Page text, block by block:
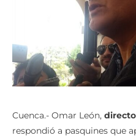
Cuenca.- Omar León,
respondió a pasquines que